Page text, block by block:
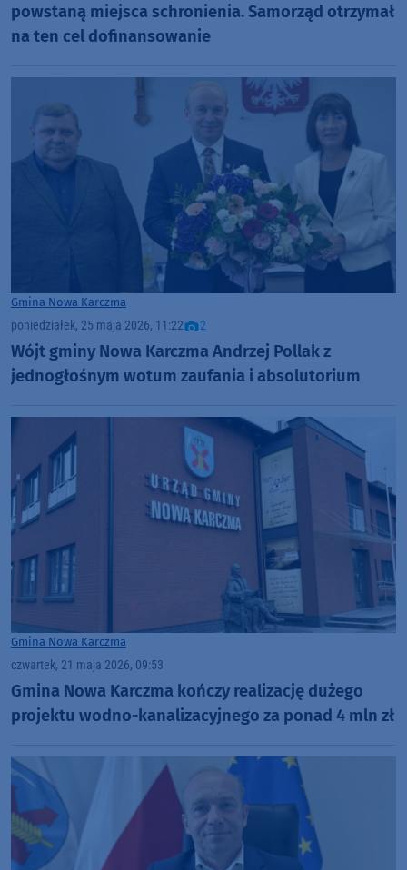
powstaną miejsca schronienia. Samorząd otrzymał
na ten cel dofinansowanie
Gmina Nowa Karczma
poniedziałek, 25 maja 2026, 11:22 2
Wójt gminy Nowa Karczma Andrzej Pollak z
jednogłośnym wotum zaufania i absolutorium
Gmina Nowa Karczma
czwartek, 21 maja 2026, 09:53
Gmina Nowa Karczma kończy realizację dużego
projektu wodno-kanalizacyjnego za ponad 4 mln zł